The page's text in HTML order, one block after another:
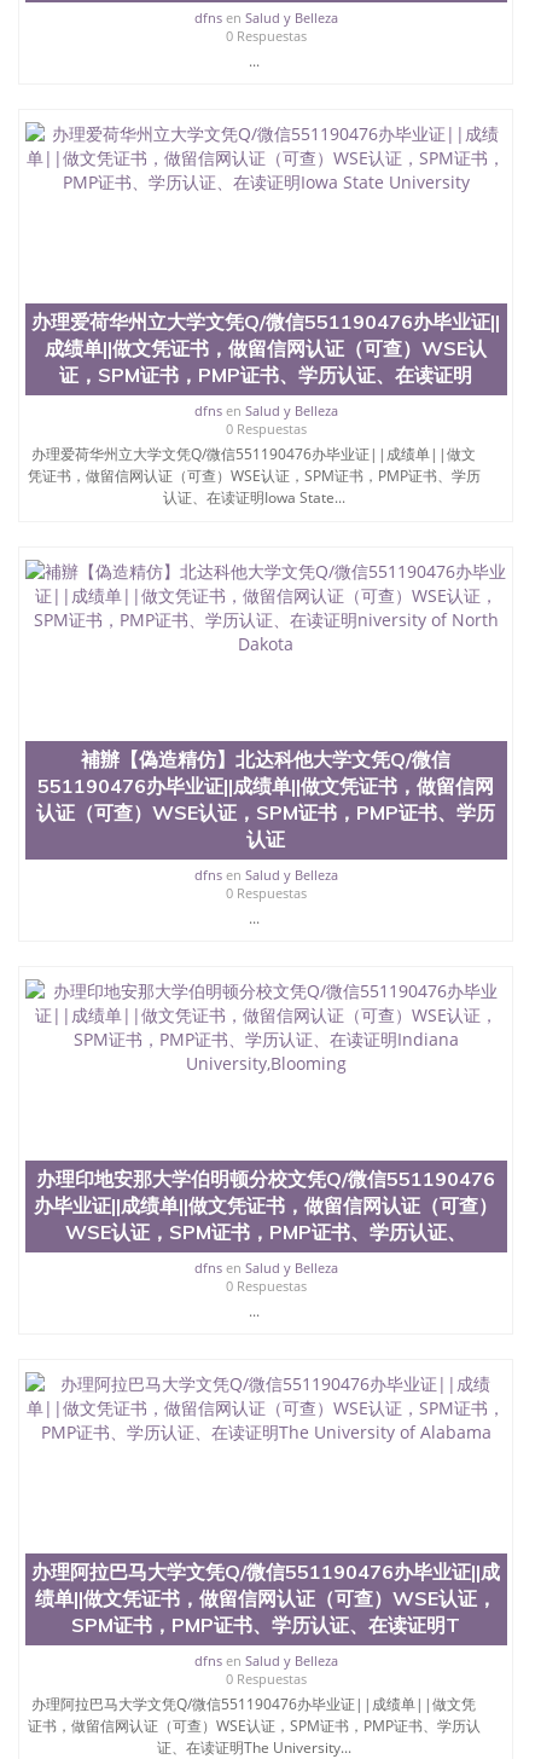
dfnsen Salud y Belleza
0 Respuestas
...
办理爱荷华州立大学文凭Q/微信551190476办毕业证||
成绩单||做文凭证书，做留信网认证（可查）WSE认
证，SPM证书，PMP证书、学历认证、在读证明
dfnsen Salud y Belleza
0 Respuestas
办理爱荷华州立大学文凭Q/微信551190476办毕业证||成绩单||做文
凭证书，做留信网认证（可查）WSE认证，SPM证书，PMP证书、学历
认证、在读证明Iowa State...
補辦【偽造精仿】北达科他大学文凭Q/微信
551190476办毕业证||成绩单||做文凭证书，做留信网
认证（可查）WSE认证，SPM证书，PMP证书、学历
认证
dfnsen Salud y Belleza
0 Respuestas
...
办理印地安那大学伯明顿分校文凭Q/微信551190476
办毕业证||成绩单||做文凭证书，做留信网认证（可查）
WSE认证，SPM证书，PMP证书、学历认证、
dfnsen Salud y Belleza
0 Respuestas
...
办理阿拉巴马大学文凭Q/微信551190476办毕业证||成
绩单||做文凭证书，做留信网认证（可查）WSE认证，
SPM证书，PMP证书、学历认证、在读证明T
dfnsen Salud y Belleza
0 Respuestas
办理阿拉巴马大学文凭Q/微信551190476办毕业证||成绩单||做文凭
证书，做留信网认证（可查）WSE认证，SPM证书，PMP证书、学历认
证、在读证明The University...